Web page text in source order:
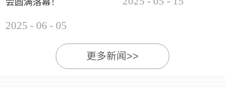
2025 - 06 - 05
成功举办
更多新闻>>